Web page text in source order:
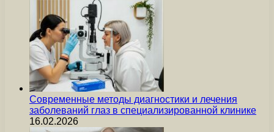
Современные методы диагностики и лечения
заболеваний глаз в специализированной клинике
16.02.2026